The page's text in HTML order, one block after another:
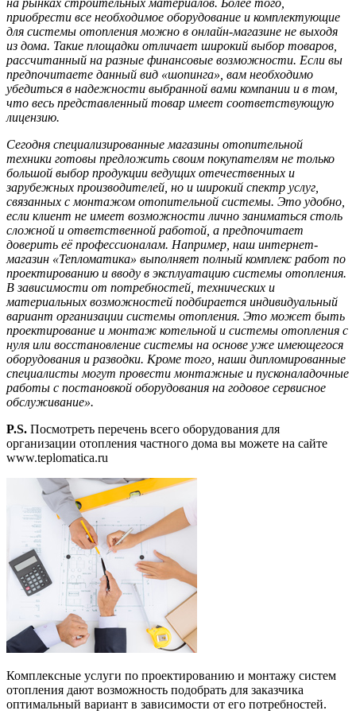
на рынках строительных материалов. Более того,
приобрести все необходимое оборудование и комплектующие
для системы отопления можно в онлайн-магазине не выходя
из дома. Такие площадки отличает широкий выбор товаров,
рассчитанный на разные финансовые возможности. Если вы
предпочитаете данный вид «шопинга», вам необходимо
убедиться в надежности выбранной вами компании и в том,
что весь представленный товар имеет соответствующую
лицензию.
Сегодня специализированные магазины отопительной
техники готовы предложить своим покупателям не только
большой выбор продукции ведущих отечественных и
зарубежных производителей, но и широкий спектр услуг,
связанных с монтажом отопительной системы. Это удобно,
если клиент не имеет возможности лично заниматься столь
сложной и ответственной работой, а предпочитает
доверить её профессионалам. Например, наш интернет-
магазин «Тепломатика» выполняет полный комплекс работ по
проектированию и вводу в эксплуатацию системы отопления.
В зависимости от потребностей, технических и
материальных возможностей подбирается индивидуальный
вариант организации системы отопления. Это может быть
проектирование и монтаж котельной и системы отопления с
нуля или восстановление системы на основе уже имеющегося
оборудования и разводки. Кроме того, наши дипломированные
специалисты могут провести монтажные и пусконаладочные
работы с постановкой оборудования на годовое сервисное
обслуживание».
P.S. Посмотреть перечень всего оборудования для
организации отопления частного дома вы можете на сайте
www.teplomatica.ru
Комплексные услуги по проектированию и монтажу систем
отопления дают возможность подобрать для заказчика
оптимальный вариант в зависимости от его потребностей.